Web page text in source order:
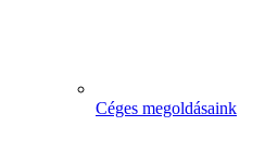
Céges megoldásaink